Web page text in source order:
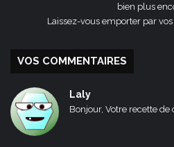
bien plus
Laissez-vous emporter par
VOS COMMENTAIRES
Laly
Bonjour, Votre recette de